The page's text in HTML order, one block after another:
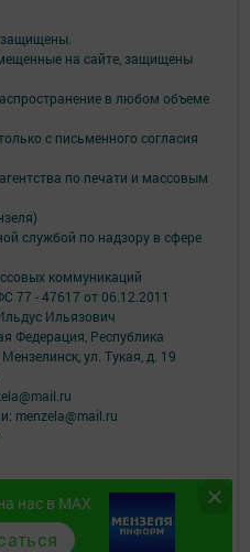
нас в MAX
на сайте, защищены
в любом объеме
с письменного согласия
по печати и массовым
службой по надзору в сфере
коммуникаций
77 - 47617 от 06.12.2011
Ильязович
Федерация, Республика
ул. Тукая, д. 19
menzela@mail.ru
для персонализации сервисов и
в настройках браузера.